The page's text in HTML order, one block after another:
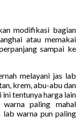
modifikasi bagian
atau memakai
sampai ke
melayani jas lab
krem, abu-abu dan
ini tentunya harga lain
paling mahal
lab warna pun paling